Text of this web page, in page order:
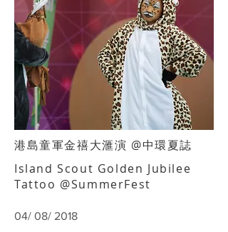
港島童軍金禧大滙演 @中環夏誌
Island Scout Golden Jubilee
Tattoo @SummerFest
04/ 08/ 2018